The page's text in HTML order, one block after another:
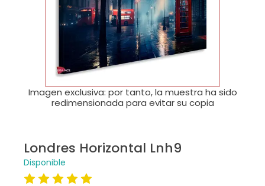
Imagen exclusiva: por tanto, la muestra ha sido
redimensionada para evitar su copia
Londres Horizontal Lnh9
Disponible